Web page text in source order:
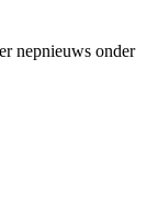
nepnieuws onder